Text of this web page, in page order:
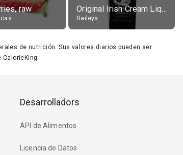
raw Original Irish Cream Liqueur (17% alc.)
Baileys
de nutrición. Sus valores diarios pueden ser
Desarrolladors
API de Alimentos
Licencia de Datos